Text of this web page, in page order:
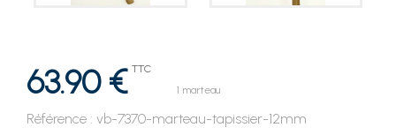
63.90 € TTC
1 marteau
Référence : vb-7370-marteau-tapissier-12mm